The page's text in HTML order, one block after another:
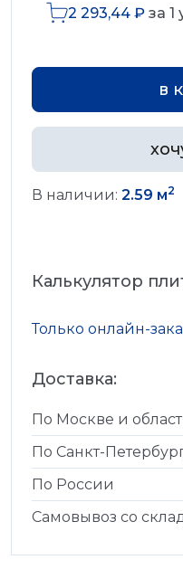
2 293,44 ₽ за 1
в
В наличии: 2.59 м2
Калькулятор
Только онлайн-
Доставка:
По Москве и
По Санкт-
По России
Самовывоз со